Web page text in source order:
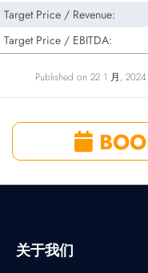
Target Price / Revenue:
Target Price / EBITDA:
Published on 22 1 月,
关于我们